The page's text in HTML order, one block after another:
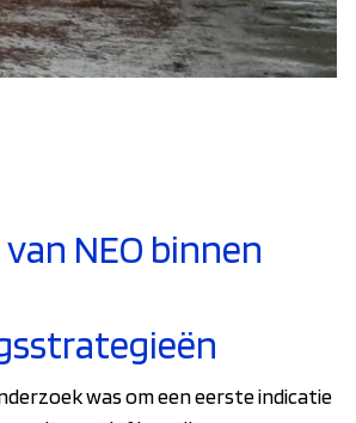
NEO binnen
was om een eerste indicatie